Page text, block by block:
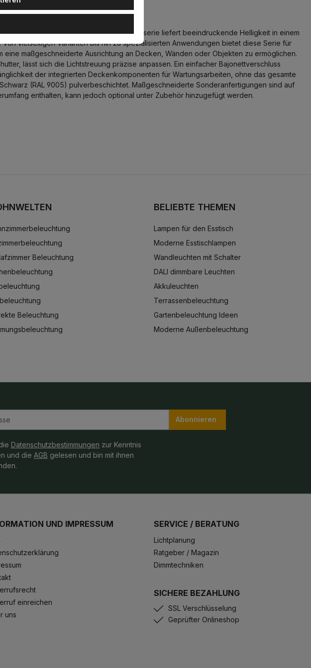
2700K, Flood 38°
Erscheinung. Die wittenberg 4.0 Leuchtenserie liefert beeindruckende Helligkeit in einem
vielseitigen Varianten bis hin zu spezialisierten Anwendungen bietet diese Serie für
maßgeschneiderte Ausrichtung an Decken, Wänden oder Objekten zu ermöglichen.
lässt sich die Lichtstreuung präzise anpassen. Ein einfacher Bajonettverschluss
der integrierten Deckenkomponenten für Wartungsarbeiten, ohne das gesamte
(RAL 9005) pulverbeschichtet. Maßgeschneiderte Sonderanfertigungen sind auf
enthalten, kann jedoch optional unter Zubehör hinzugefügt werden.
Beleuchtung
Beleuchtung
BELIEBTE THEMEN
Lampen für den Esstisch
Moderne Esstischlampen
Wandleuchten mit Schalter
DALI dimmbare Leuchten
Akkuleuchten
Terrassenbeleuchtung
Gartenbeleuchtung Ideen
Moderne Außenbeleuchtung
Abonnieren
Datenschutzbestimmungen zur Kenntnis
und die AGB gelesen und bin mit ihnen
UND IMPRESSUM
einreichen
uns
SERVICE / BERATUNG
Lichtplanung
Ratgeber / Magazin
Dimmtechniken
SICHERE BEZAHLUNG
SSL Verschlüsselung
Geprüfter Onlineshop